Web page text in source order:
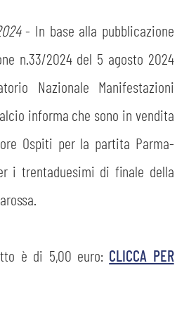
CENTER
- In base alla pubblicazione
n.33/2024 del 5 agosto 2024
Nazionale Manifestazioni
informa che sono in vendita
Ospiti per la partita Parma-
i trentaduesimi di finale della
è di 5,00 euro: CLICCA PER